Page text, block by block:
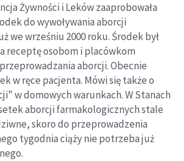
Żywności i Leków zaaprobowała
do wywoływania aborcji
we wrześniu 2000 roku. Środek był
receptę osobom i placówkom
aborcji. Obecnie
w ręce pacjenta. Mówi się także o
w domowych warunkach. W Stanach
aborcji farmakologicznych stale
skoro do przeprowadzenia
tygodnia ciąży nie potrzeba już